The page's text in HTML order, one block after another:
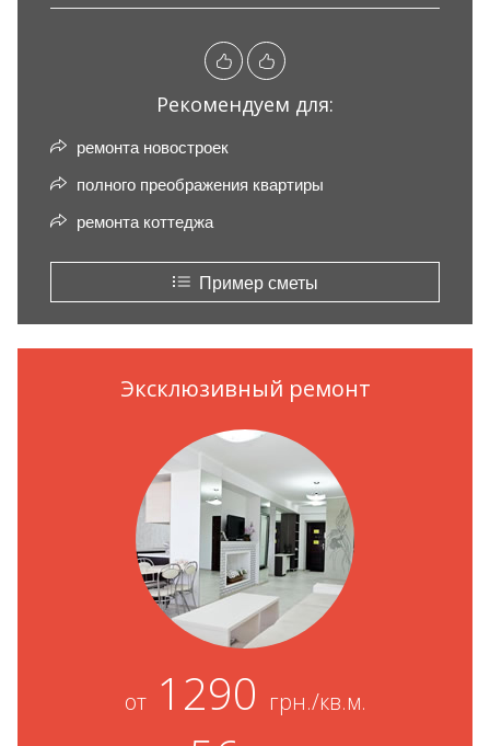
Рекомендуем для:
ремонта новостроек
полного преображения квартиры
ремонта коттеджа
Пример сметы
Эксклюзивный ремонт
от1290 грн./кв.м.